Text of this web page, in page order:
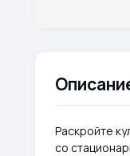
Раскройте
со